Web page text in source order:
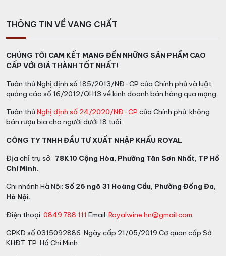
THÔNG TIN VỀ VANG CHẤT
CHÚNG TÔI CAM KẾT MANG ĐẾN NHỮNG SẢN PHẨM CAO
CẤP VỚI GIÁ THÀNH TỐT NHẤT!
Tuân thủ Nghị định số 185/2013/NĐ-CP của Chính phủ và luật
quảng cáo số 16/2012/QH13 về kinh doanh bán hàng qua mạng.
Tuân thủ Nghị định số 24/2020/NĐ-CP của Chính phủ: không
bán rượu bia cho người dưới 18 tuổi.
CÔNG TY TNHH ĐẦU TƯ XUẤT NHẬP KHẨU ROYAL
Địa chỉ trụ sở: 78K10 Cộng Hòa, Phường Tân Sơn Nhất, TP Hồ
Chí Minh.
Chi nhánh Hà Nội: Số 26 ngõ 31 Hoàng Cầu, Phường Đống Đa,
Hà Nội.
Điện thoại: 0849 788 111 Email: Royalwine.hn@gmail.com
GPKD số 0315092886 Ngày cấp 21/05/2019 Cơ quan cấp Sở
KHĐT TP. Hồ Chí Minh